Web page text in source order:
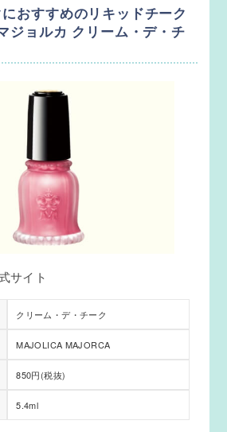
おすすめのリキッドチーク
ジョルカ クリーム・デ・チ
サイト
クリーム・デ・チーク
MAJOLICA MAJORCA
850円(税抜)
5.4ml